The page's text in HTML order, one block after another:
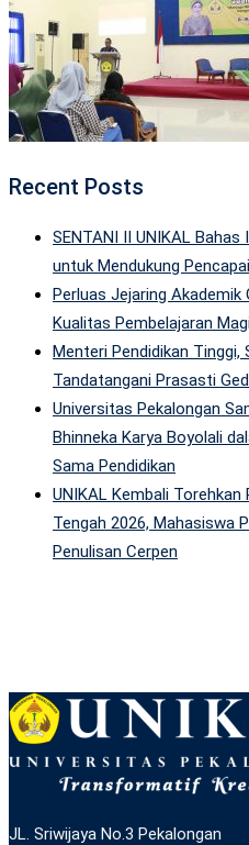
Recent Posts
SENTANI II UNIKAL
untuk Mendukung
Perluas Jejaring Akademik
Kualitas Pembelajaran
Menteri Pendidikan Tinggi,
Tandatangani Prasasti
Universitas Pekalongan
Bhinneka Karya Boyolali
Sama Pendidikan
UNIKAL Kembali
Tengah 2026, Mahasiswa
Penulisan Cerpen
JL. Sriwijaya No.3 Pekalongan